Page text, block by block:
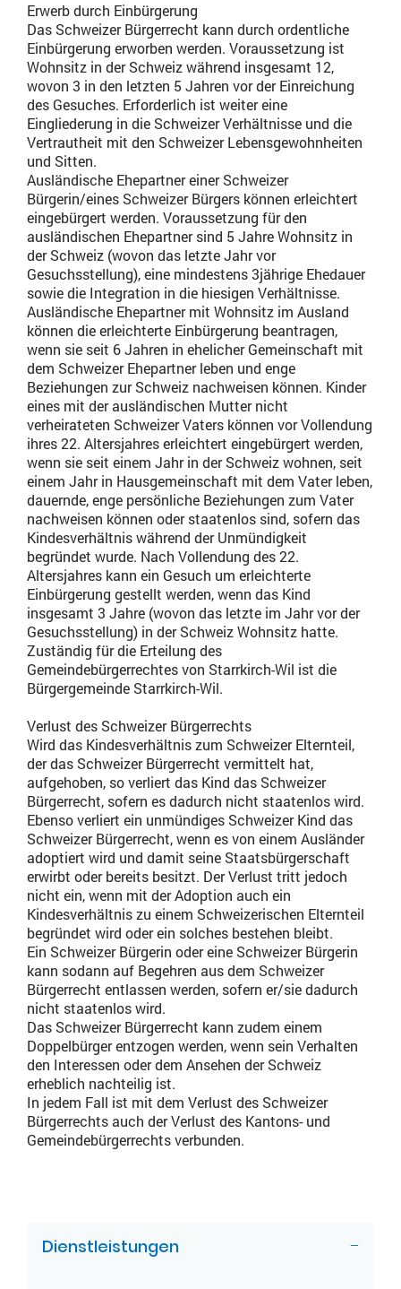
Erwerb durch Einbürgerung
Das Schweizer Bürgerrecht kann durch ordentliche
Einbürgerung erworben werden. Voraussetzung ist
Wohnsitz in der Schweiz während insgesamt 12,
wovon 3 in den letzten 5 Jahren vor der Einreichung
des Gesuches. Erforderlich ist weiter eine
Eingliederung in die Schweizer Verhältnisse und die
Vertrautheit mit den Schweizer Lebensgewohnheiten
und Sitten.
Ausländische Ehepartner einer Schweizer
Bürgerin/eines Schweizer Bürgers können erleichtert
eingebürgert werden. Voraussetzung für den
ausländischen Ehepartner sind 5 Jahre Wohnsitz in
der Schweiz (wovon das letzte Jahr vor
Gesuchsstellung), eine mindestens 3jährige Ehedauer
sowie die Integration in die hiesigen Verhältnisse.
Ausländische Ehepartner mit Wohnsitz im Ausland
können die erleichterte Einbürgerung beantragen,
wenn sie seit 6 Jahren in ehelicher Gemeinschaft mit
dem Schweizer Ehepartner leben und enge
Beziehungen zur Schweiz nachweisen können. Kinder
eines mit der ausländischen Mutter nicht
verheirateten Schweizer Vaters können vor Vollendung
ihres 22. Altersjahres erleichtert eingebürgert werden,
wenn sie seit einem Jahr in der Schweiz wohnen, seit
einem Jahr in Hausgemeinschaft mit dem Vater leben,
dauernde, enge persönliche Beziehungen zum Vater
nachweisen können oder staatenlos sind, sofern das
Kindesverhältnis während der Unmündigkeit
begründet wurde. Nach Vollendung des 22.
Altersjahres kann ein Gesuch um erleichterte
Einbürgerung gestellt werden, wenn das Kind
insgesamt 3 Jahre (wovon das letzte im Jahr vor der
Gesuchsstellung) in der Schweiz Wohnsitz hatte.
Zuständig für die Erteilung des
Gemeindebürgerrechtes von Starrkirch-Wil ist die
Bürgergemeinde Starrkirch-Wil.
Verlust des Schweizer Bürgerrechts
Wird das Kindesverhältnis zum Schweizer Elternteil,
der das Schweizer Bürgerrecht vermittelt hat,
aufgehoben, so verliert das Kind das Schweizer
Bürgerrecht, sofern es dadurch nicht staatenlos wird.
Ebenso verliert ein unmündiges Schweizer Kind das
Schweizer Bürgerrecht, wenn es von einem Ausländer
adoptiert wird und damit seine Staatsbürgerschaft
erwirbt oder bereits besitzt. Der Verlust tritt jedoch
nicht ein, wenn mit der Adoption auch ein
Kindesverhältnis zu einem Schweizerischen Elternteil
begründet wird oder ein solches bestehen bleibt.
Ein Schweizer Bürgerin oder eine Schweizer Bürgerin
kann sodann auf Begehren aus dem Schweizer
Bürgerrecht entlassen werden, sofern er/sie dadurch
nicht staatenlos wird.
Das Schweizer Bürgerrecht kann zudem einem
Doppelbürger entzogen werden, wenn sein Verhalten
den Interessen oder dem Ansehen der Schweiz
erheblich nachteilig ist.
In jedem Fall ist mit dem Verlust des Schweizer
Bürgerrechts auch der Verlust des Kantons- und
Gemeindebürgerrechts verbunden.
Dienstleistungen